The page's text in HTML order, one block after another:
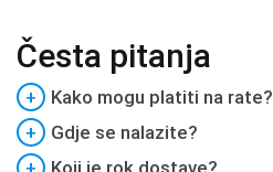
Česta pitanja
+
Kako mogu platiti na rate?
+
Gdje se nalazite?